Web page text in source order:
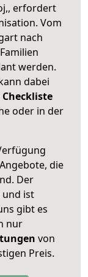
erfordert
Vom
nach
werden.
dabei
Checkliste
oder in der
die
Der
und ist
gibt es
nur
von
Preis.